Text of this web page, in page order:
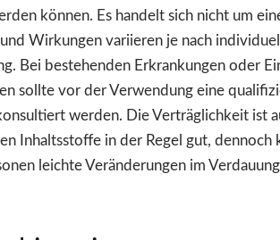
können. Es handelt sich nicht um
und Wirkungen variieren je nach
Bei bestehenden Erkrankungen oder
sollte vor der Verwendung eine
werden. Die Verträglichkeit ist
Inhaltsstoffe in der Regel gut, dennoch
leichte Veränderungen im